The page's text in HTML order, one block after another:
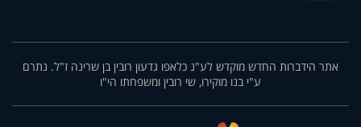
אתר הידברות החדש מוקדש לע"נ כלאפו גדעון רובין בן שרינה ז"ל. נתרם
ע"י בנו מוקירו, שי רובין ומשפחתו הי"ו